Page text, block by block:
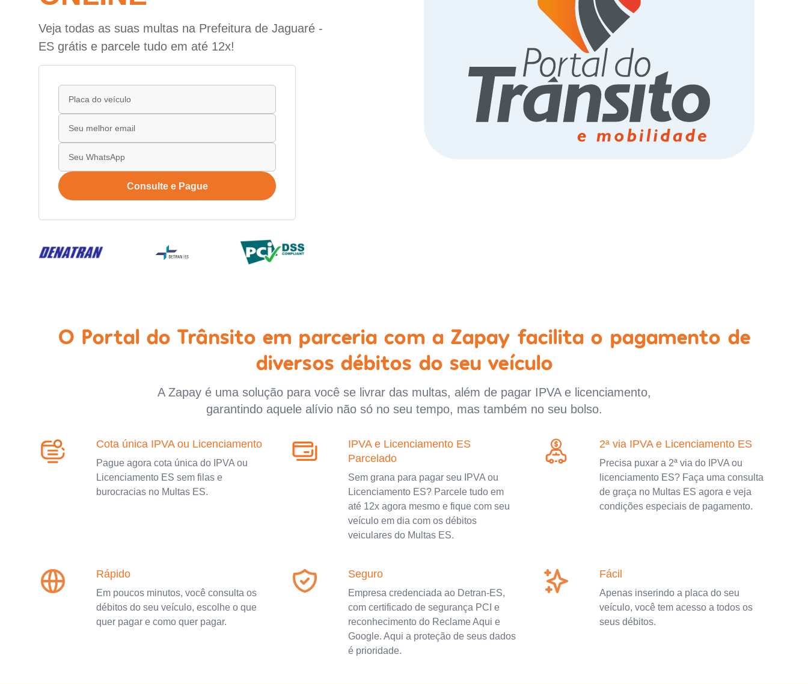
Veja todas as suas multas na Prefeitura de Jaguaré -
ES grátis e parcele tudo em até 12x!
Consulte e Pague
O Portal do Trânsito em parceria com a Zapay facilita o pagamento de
diversos débitos do seu veículo
A Zapay é uma solução para você se livrar das multas, além de pagar IPVA e licenciamento,
garantindo aquele alívio não só no seu tempo, mas também no seu bolso.
Cota única IPVA ou Licenciamento
Pague agora cota única do IPVA ou
Licenciamento ES sem filas e
burocracias no Multas ES.
IPVA e Licenciamento ES
Parcelado
Sem grana para pagar seu IPVA ou
Licenciamento ES? Parcele tudo em
até 12x agora mesmo e fique com seu
veículo em dia com os débitos
veiculares do Multas ES.
2ª via IPVA e Licenciamento ES
Precisa puxar a 2ª via do IPVA ou
licenciamento ES? Faça uma consulta
de graça no Multas ES agora e veja
condições especiais de pagamento.
Rápido
Em poucos minutos, você consulta os
débitos do seu veículo, escolhe o que
quer pagar e como quer pagar.
Seguro
Empresa credenciada ao Detran-ES,
com certificado de segurança PCI e
reconhecimento do Reclame Aqui e
Google. Aqui a proteção de seus dados
é prioridade.
Fácil
Apenas inserindo a placa do seu
veículo, você tem acesso a todos os
seus débitos.